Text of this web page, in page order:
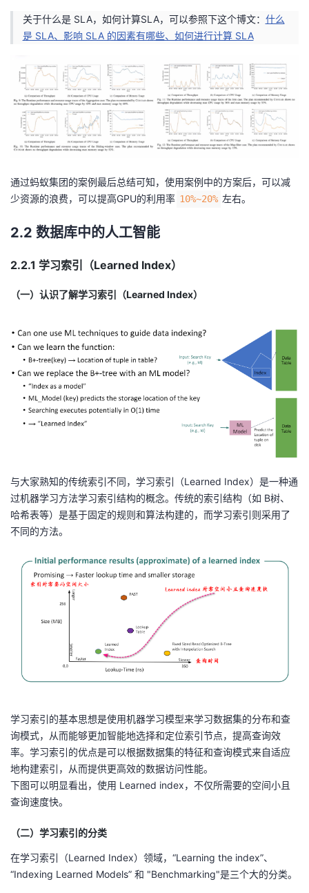
关于什么是 SLA，如何计算SLA，可以参照下这个博文： 什么
是 SLA、影响 SLA 的因素有哪些、如何进行计算 SLA
通过蚂蚁集团的案例最后总结可知，使用案例中的方案后，可以减
少资源的浪费，可以提高GPU的利用率 10%~20% 左右。
2.2 数据库中的人工智能
2.2.1 学习索引（Learned Index）
（一）认识了解学习索引（Learned Index）
与大家熟知的传统索引不同，学习索引（Learned Index）是一种通
过机器学习方法学习索引结构的概念。传统的索引结构（如 B树、
哈希表等）是基于固定的规则和算法构建的，而学习索引则采用了
不同的方法。
学习索引的基本思想是使用机器学习模型来学习数据集的分布和查
询模式，从而能够更加智能地选择和定位索引节点，提高查询效
率。学习索引的优点是可以根据数据集的特征和查询模式来自适应
地构建索引，从而提供更高效的数据访问性能。
下图可以明显看出，使用 Learned index，不仅所需要的空间小且
查询速度快。
（二）学习索引的分类
在学习索引（Learned Index）领域，“Learning the index”、
“Indexing Learned Models” 和 "Benchmarking"是三个大的分类。